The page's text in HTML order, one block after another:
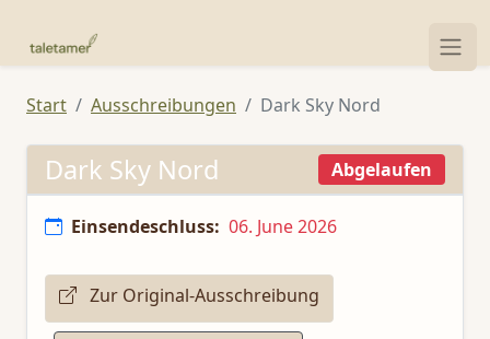
Start Ausschreibungen Dark Sky Nord
Dark Sky Nord Abgelaufen
Einsendeschluss: 06. June 2026
Zur Original-Ausschreibung